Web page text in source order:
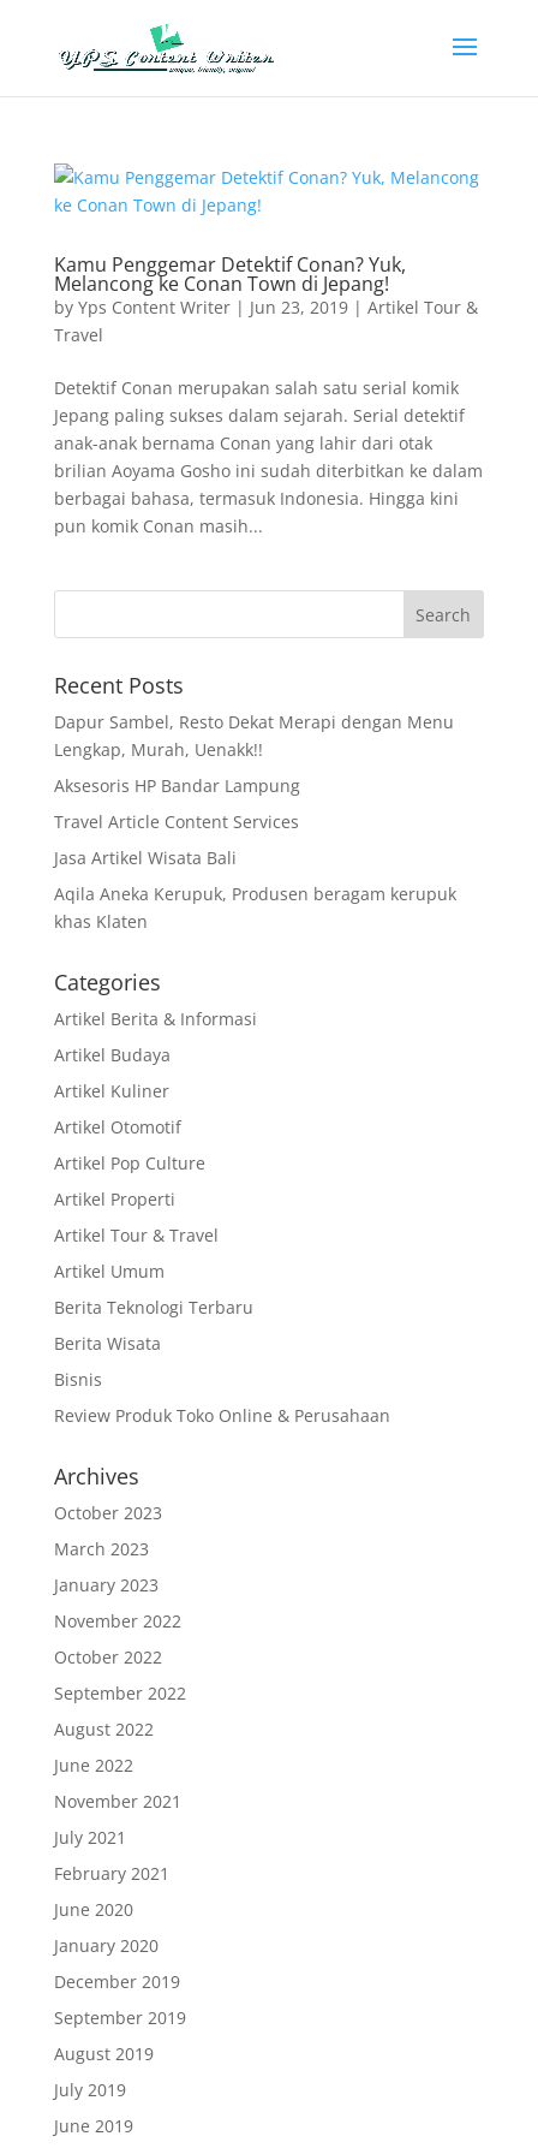
Kamu Penggemar Detektif Conan? Yuk,
Melancong ke Conan Town di Jepang!
by Yps Content Writer| Jun 23, 2019| Artikel Tour &
Travel
Detektif Conan merupakan salah satu serial komik
Jepang paling sukses dalam sejarah. Serial detektif
anak-anak bernama Conan yang lahir dari otak
brilian Aoyama Gosho ini sudah diterbitkan ke dalam
berbagai bahasa, termasuk Indonesia. Hingga kini
pun komik Conan masih...
Recent Posts
Dapur Sambel, Resto Dekat Merapi dengan Menu
Lengkap, Murah, Uenakk!!
Aksesoris HP Bandar Lampung
Travel Article Content Services
Jasa Artikel Wisata Bali
Aqila Aneka Kerupuk, Produsen beragam kerupuk
khas Klaten
Categories
Artikel Berita & Informasi
Artikel Budaya
Artikel Kuliner
Artikel Otomotif
Artikel Pop Culture
Artikel Properti
Artikel Tour & Travel
Artikel Umum
Berita Teknologi Terbaru
Berita Wisata
Bisnis
Review Produk Toko Online & Perusahaan
Archives
October 2023
March 2023
January 2023
November 2022
October 2022
September 2022
August 2022
June 2022
November 2021
July 2021
February 2021
June 2020
January 2020
December 2019
September 2019
August 2019
July 2019
June 2019